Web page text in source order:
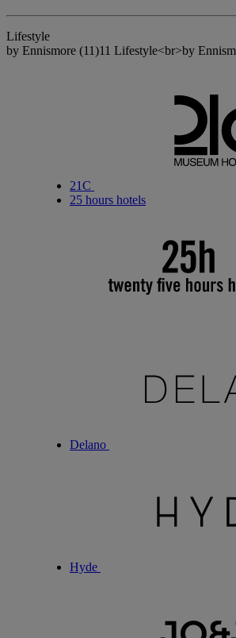
Lifestyle
by Ennismore (11)11 Lifestyle<br>by
21C
25 hours hotels
Delano
Hyde